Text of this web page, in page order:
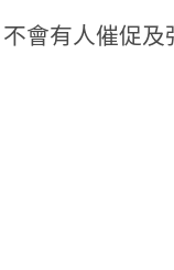
會有人催促及